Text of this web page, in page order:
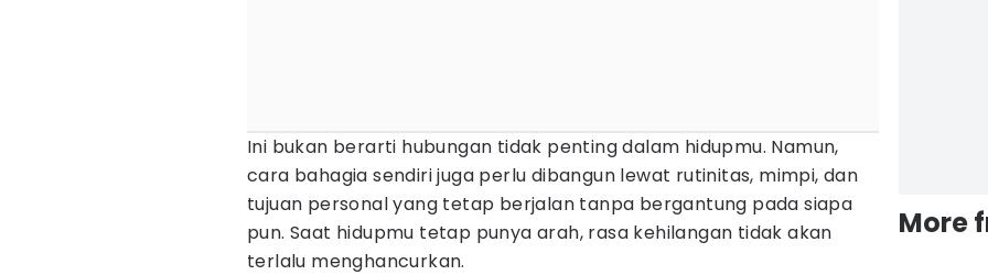
Ini bukan berarti hubungan tidak penting dalam hidupmu. Namun,
cara bahagia sendiri juga perlu dibangun lewat rutinitas, mimpi, dan
tujuan personal yang tetap berjalan tanpa bergantung pada siapa
pun. Saat hidupmu tetap punya arah, rasa kehilangan tidak akan
terlalu menghancurkan.
More